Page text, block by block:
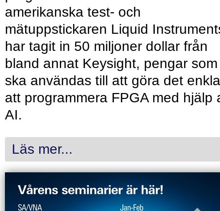
amerikanska test- och
mätuppstickaren Liquid
har tagit in 50 miljoner dollar från
bland annat Keysight, pengar som
ska användas till att göra det
att programmera FPGA med hjälp
AI.
Läs mer...